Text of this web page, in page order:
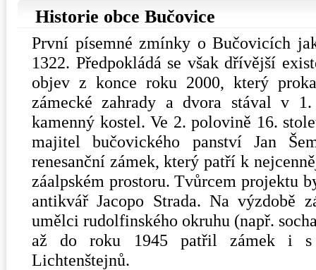
Historie obce Bučovice
První písemné zmínky o Bučovicích
1322. Předpokládá se však dřívější
objev z konce roku 2000, který
zámecké zahrady a dvora stával v
kamenný kostel. Ve 2. polovině 16.
majitel bučovického panství Jan
renesanční zámek, který patří k
záalpském prostoru. Tvůrcem projektu
antikvář Jacopo Strada. Na výzdobě
umělci rudolfinského okruhu (např.
až do roku 1945 patřil zámek i s
Lichtenštejnů.